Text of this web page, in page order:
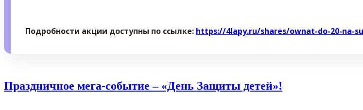
Подробности акции доступны по ссылке: https://4lapy.ru/shares/ownat-do-20-na-
Праздничное мега-событие – «День Защиты детей»!